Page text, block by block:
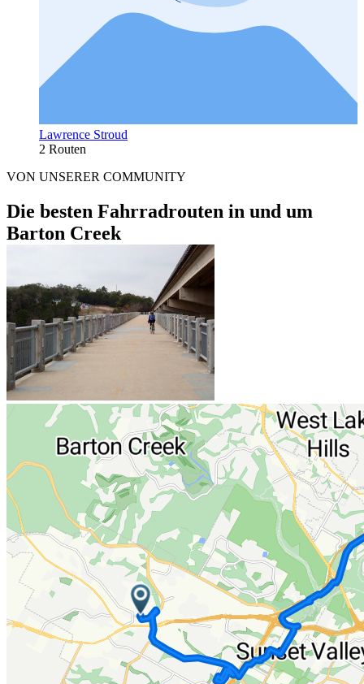
Lawrence Stroud
2 Routen
VON UNSERER COMMUNITY
Die besten Fahrradrouten in und um
Barton Creek